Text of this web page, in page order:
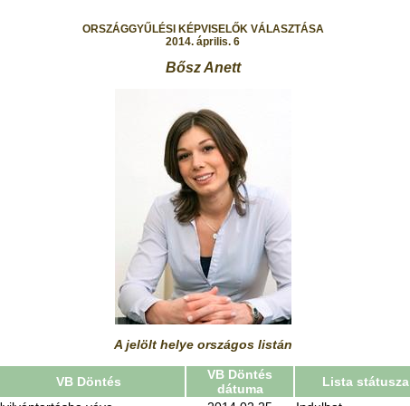
ORSZÁGGYŰLÉSI KÉPVISELŐK VÁLASZTÁSA
2014. április. 6
Bősz Anett
A jelölt helye országos listán
VB Döntés
VB Döntés
dátuma
Lista státusza